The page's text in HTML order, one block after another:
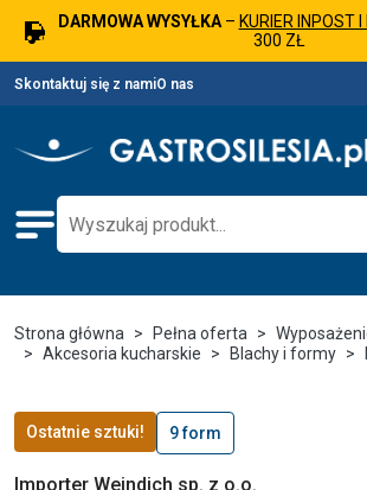
DARMOWA WYSYŁKA– KURIER INPOST
300 ZŁ
Skontaktuj się z namiO nas
Strona główna Pełna oferta
Akcesoria kucharskie
Blachy i formy
Ostatnie sztuki! 9 form
Importer Weindich sp. z o.o.